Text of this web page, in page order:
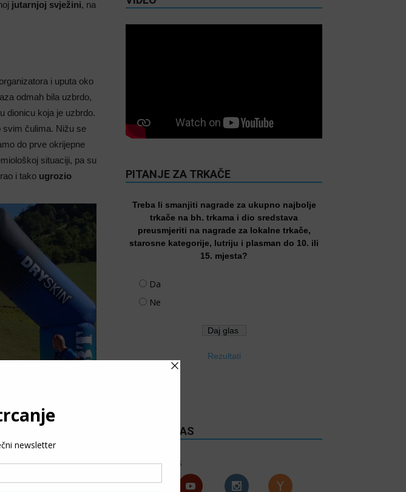
jutarnjoj svježini, na
i uputa oko
odmah bila uzbrdo,
dionicu koja je uzbrdo.
svim čulima. Nižu se
do prve okrijepne
situaciji, pa su
i tako ugrozio
PITANJE ZA TRKAČE
Treba li smanjiti nagrade za ukupno najbolje
trkače na bh. trkama i dio sredstava
preusmjeriti na nagrade za lokalne trkače,
starosne kategorije, lutriju i plasman do 10. ili
15. mjesta?
Da
Ne
Rezultati
PRATITE NAS
36k Follows